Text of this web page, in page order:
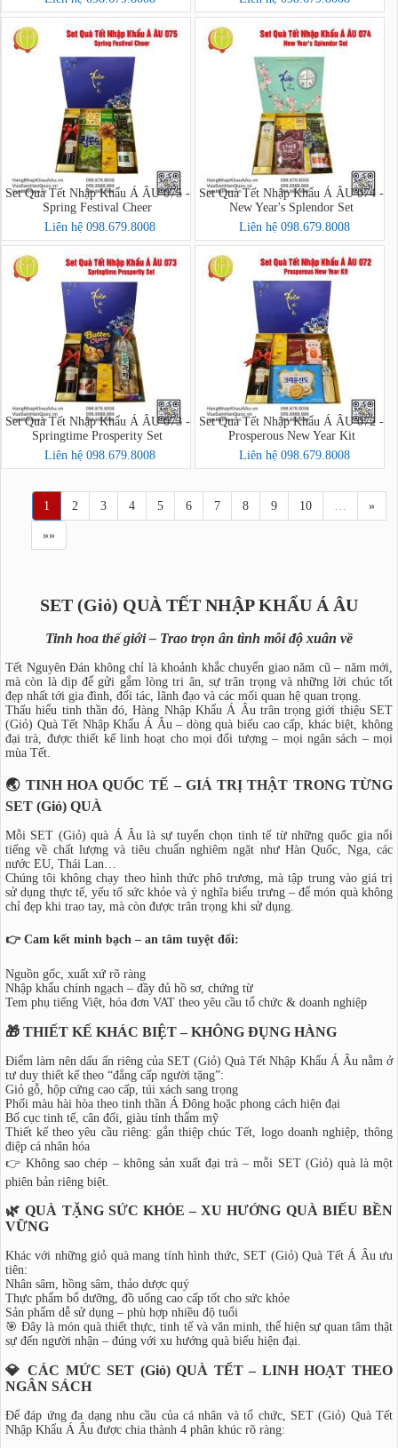
Set Quà Tết Nhập Khẩu Á ÂU 075 -
Spring Festival Cheer
Liên hệ 098.679.8008
Set Quà Tết Nhập Khẩu Á ÂU 074 -
New Year's Splendor Set
Liên hệ 098.679.8008
Set Quà Tết Nhập Khẩu Á ÂU 073 -
Springtime Prosperity Set
Liên hệ 098.679.8008
Set Quà Tết Nhập Khẩu Á ÂU 072 -
Prosperous New Year Kit
Liên hệ 098.679.8008
1 2 3 4 5 6 7 8 9 10 … »
»»
SET (Giỏ) QUÀ TẾT NHẬP KHẨU Á ÂU
Tinh hoa thế giới – Trao trọn ân tình mỗi độ xuân về
Tết Nguyên Đán không chỉ là khoảnh khắc chuyển giao năm cũ – năm mới,
mà còn là dịp để gửi gắm lòng tri ân, sự trân trọng và những lời chúc tốt
đẹp nhất tới gia đình, đối tác, lãnh đạo và các mối quan hệ quan trọng.
Thấu hiểu tinh thần đó, Hàng Nhập Khẩu Á Âu trân trọng giới thiệu SET
(Giỏ) Quà Tết Nhập Khẩu Á Âu – dòng quà biếu cao cấp, khác biệt, không
đại trà, được thiết kế linh hoạt cho mọi đối tượng – mọi ngân sách – mọi
mùa Tết.
🌏 TINH HOA QUỐC TẾ – GIÁ TRỊ THẬT TRONG TỪNG
SET (Giỏ) QUÀ
Mỗi SET (Giỏ) quà Á Âu là sự tuyển chọn tinh tế từ những quốc gia nổi
tiếng về chất lượng và tiêu chuẩn nghiêm ngặt như Hàn Quốc, Nga, các
nước EU, Thái Lan…
Chúng tôi không chạy theo hình thức phô trương, mà tập trung vào giá trị
sử dụng thực tế, yếu tố sức khỏe và ý nghĩa biểu trưng – để món quà không
chỉ đẹp khi trao tay, mà còn được trân trọng khi sử dụng.
👉 Cam kết minh bạch – an tâm tuyệt đối:
Nguồn gốc, xuất xứ rõ ràng
Nhập khẩu chính ngạch – đầy đủ hồ sơ, chứng từ
Tem phụ tiếng Việt, hóa đơn VAT theo yêu cầu tổ chức & doanh nghiệp
🎁 THIẾT KẾ KHÁC BIỆT – KHÔNG ĐỤNG HÀNG
Điểm làm nên dấu ấn riêng của SET (Giỏ) Quà Tết Nhập Khẩu Á Âu nằm ở
tư duy thiết kế theo “đẳng cấp người tặng”:
Giỏ gỗ, hộp cứng cao cấp, túi xách sang trọng
Phối màu hài hòa theo tinh thần Á Đông hoặc phong cách hiện đại
Bố cục tinh tế, cân đối, giàu tính thẩm mỹ
Thiết kế theo yêu cầu riêng: gắn thiệp chúc Tết, logo doanh nghiệp, thông
điệp cá nhân hóa
👉 Không sao chép – không sản xuất đại trà – mỗi SET (Giỏ) quà là một
phiên bản riêng biệt.
🌿 QUÀ TẶNG SỨC KHỎE – XU HƯỚNG QUÀ BIẾU BỀN
VỮNG
Khác với những giỏ quà mang tính hình thức, SET (Giỏ) Quà Tết Á Âu ưu
tiên:
Nhân sâm, hồng sâm, thảo dược quý
Thực phẩm bổ dưỡng, đồ uống cao cấp tốt cho sức khỏe
Sản phẩm dễ sử dụng – phù hợp nhiều độ tuổi
🎯 Đây là món quà thiết thực, tinh tế và văn minh, thể hiện sự quan tâm thật
sự đến người nhận – đúng với xu hướng quà biếu hiện đại.
💎 CÁC MỨC SET (Giỏ) QUÀ TẾT – LINH HOẠT THEO
NGÂN SÁCH
Để đáp ứng đa dạng nhu cầu của cá nhân và tổ chức, SET (Giỏ) Quà Tết
Nhập Khẩu Á Âu được chia thành 4 phân khúc rõ ràng: